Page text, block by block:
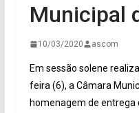
Municipal
10/03/2020 ascom
Em sessão solene
feira (6), a Câmara
homenagem de entrega